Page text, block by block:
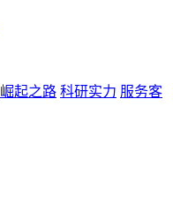
崛起之路 科研实力 服务客